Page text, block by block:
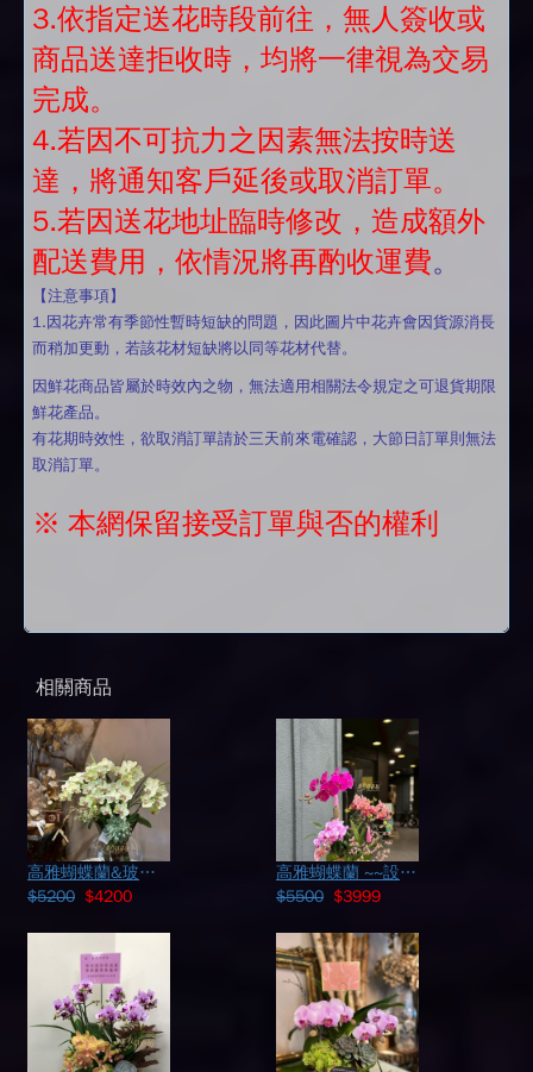
3.依指定送花時段前往，無人簽收或
商品送達拒收時，均將一律視為交易
完成。
4.若因不可抗力之因素無法按時送
達，將通知客戶延後或取消訂單。
5.若因送花地址臨時修改，造成額外
配送費用，依情況將再酌收運費。
【注意事項】
1.因花卉常有季節性暫時短缺的問題，因此圖片中花卉會因貨源消長
而稍加更動，若該花材短缺將以同等花材代替。
因鮮花商品皆屬於時效內之物，無法適用相關法令規定之可退貨期限
鮮花產品。
有花期時效性，欲取消訂單請於三天前來電確認，大節日訂單則無法
取消訂單。
※ 本網保留接受訂單與否的權利
相關商品
高雅蝴蝶蘭&玻璃缸設計 114081910
$5200 $4200
高雅蝴蝶蘭 ~~設計115020115
$5500 $3999